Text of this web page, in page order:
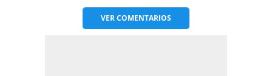
VERCOMENTARIOS